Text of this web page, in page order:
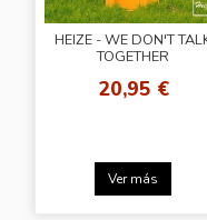
HEIZE - WE DON'T
TOGETHER
20,95 €
Ver más